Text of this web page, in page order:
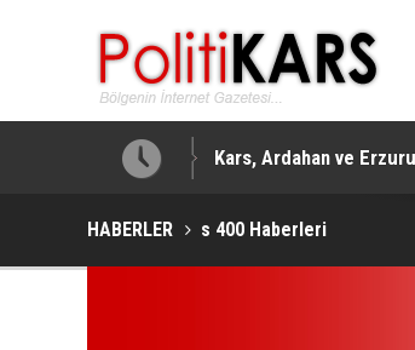
Kars, Ardahan ve
Kars-Akyaka Yolcu
HABERLER s 400 Haberleri